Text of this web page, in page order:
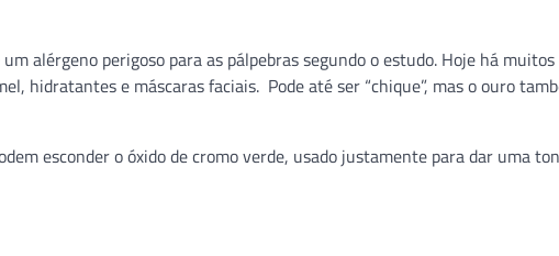
alérgeno perigoso para as pálpebras segundo o estudo. Hoje há muitos
hidratantes e máscaras faciais. Pode até ser “chique”, mas o ouro
esconder o óxido de cromo verde, usado justamente para dar uma